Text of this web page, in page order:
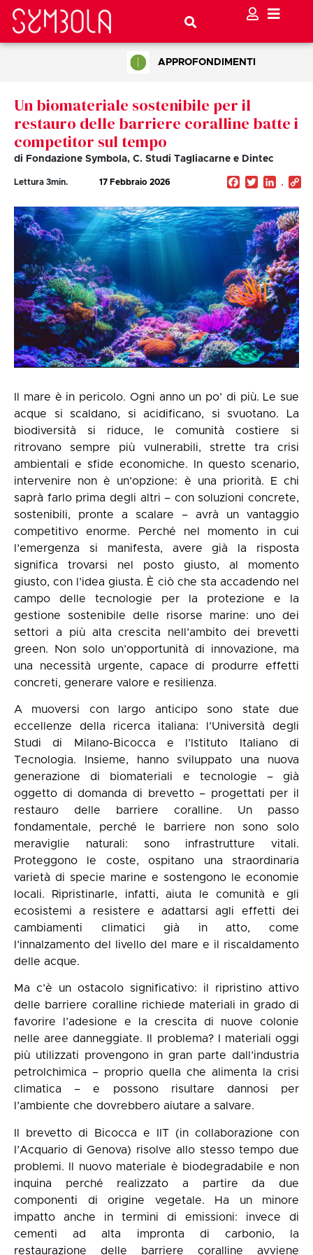
APPROFONDIMENTI
Un biomateriale sostenibile per il
restauro delle barriere coralline batte i
competitor sul tempo
di Fondazione Symbola, C. Studi Tagliacarne e Dintec
Lettura 3min. 17 Febbraio 2026 Facebook
Twitter
Il mare è in pericolo. Ogni anno un po’ di più. Le sue
acque si scaldano, si acidificano, si svuotano. La
biodiversità si riduce, le comunità costiere si
ritrovano sempre più vulnerabili, strette tra crisi
ambientali e sfide economiche. In questo scenario,
intervenire non è un’opzione: è una priorità. E chi
saprà farlo prima degli altri – con soluzioni concrete,
sostenibili, pronte a scalare – avrà un vantaggio
competitivo enorme. Perché nel momento in cui
l’emergenza si manifesta, avere già la risposta
significa trovarsi nel posto giusto, al momento
giusto, con l’idea giusta. È ciò che sta accadendo nel
campo delle tecnologie per la protezione e la
gestione sostenibile delle risorse marine: uno dei
settori a più alta crescita nell’ambito dei brevetti
green. Non solo un’opportunità di innovazione, ma
una necessità urgente, capace di produrre effetti
concreti, generare valore e resilienza.
A muoversi con largo anticipo sono state due
eccellenze della ricerca italiana: l’Università degli
Studi di Milano-Bicocca e l’Istituto Italiano di
Tecnologia. Insieme, hanno sviluppato una nuova
generazione di biomateriali e tecnologie – già
oggetto di domanda di brevetto – progettati per il
restauro delle barriere coralline. Un passo
fondamentale, perché le barriere non sono solo
meraviglie naturali: sono infrastrutture vitali.
Proteggono le coste, ospitano una straordinaria
varietà di specie marine e sostengono le economie
locali. Ripristinarle, infatti, aiuta le comunità e gli
ecosistemi a resistere e adattarsi agli effetti dei
cambiamenti climatici già in atto, come
l’innalzamento del livello del mare e il riscaldamento
delle acque.
Ma c’è un ostacolo significativo: il ripristino attivo
delle barriere coralline richiede materiali in grado di
favorire l’adesione e la crescita di nuove colonie
nelle aree danneggiate. Il problema? I materiali oggi
più utilizzati provengono in gran parte dall’industria
petrolchimica – proprio quella che alimenta la crisi
climatica – e possono risultare dannosi per
l’ambiente che dovrebbero aiutare a salvare.
Il brevetto di Bicocca e IIT (in collaborazione con
l’Acquario di Genova) risolve allo stesso tempo due
problemi. Il nuovo materiale è biodegradabile e non
inquina perché realizzato a partire da due
componenti di origine vegetale. Ha un minore
impatto anche in termini di emissioni: invece di
cementi ad alta impronta di carbonio, la
restaurazione delle barriere coralline avviene